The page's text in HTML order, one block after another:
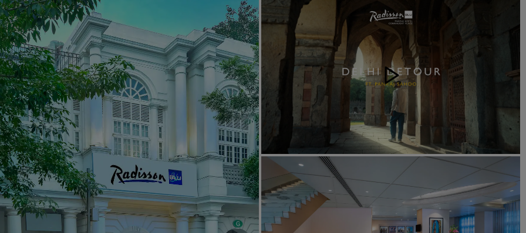
Marchi Radisson Hotels
Marchi affiliati in Cina
Destinazioni
Resort
Residence
Hotel aeroportuali
Hotel nuovi e di prossima
apertura
Meeting ed eventi
Scopri Radisson Meetings
Prenota uno spazio per
Richiedi un preventivo
Destinazioni per eventi
Soluzioni di settore